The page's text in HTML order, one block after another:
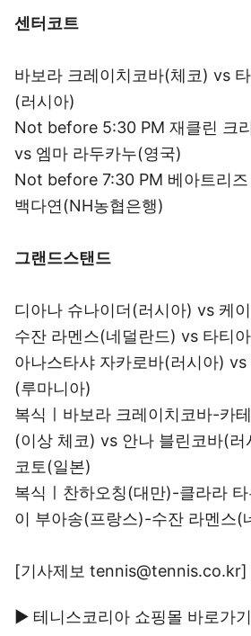
센터코트
바보라 크레이치코바(체코) vs
(러시아)
Not before 5:30 PM 재클린 크
vs 엠마 라두카누(영국)
Not before 7:30 PM 베아트리
백다연(NH농협은행)
그랜드스탠드
디아나 슈나이더(러시아) vs 케
수잔 라멘스(네덜란드) vs 타티
아나스타샤 자카로바(러시아)
(루마니아)
복식ㅣ바보라 크레이치코바-카
(이상 체코) vs 안나 블린코바(
코토(일본)
복식ㅣ찬하오칭(대만)-클라라
이 부아송(프랑스)-수잔 라멘스(
[기사제보 tennis@tennis.co.kr]
▶ 테니스코리아 쇼핑몰 바로가기